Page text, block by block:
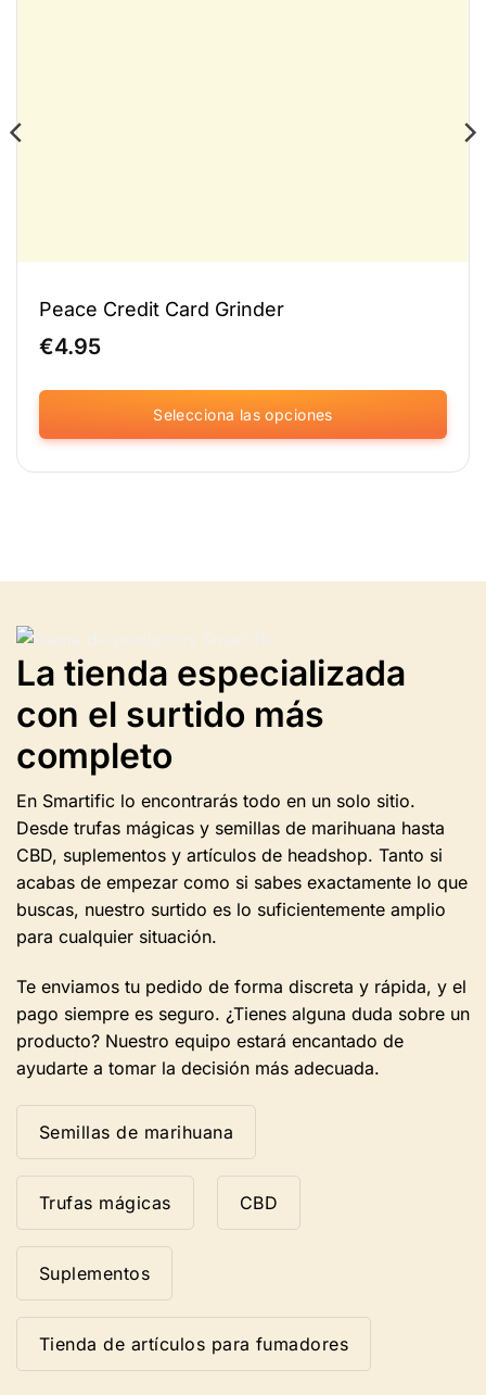
Peace Credit Card Grinder
€4.95
Selecciona las opciones
Este
producto
opciones
en
página
del
producto.
La tienda especializada
con el surtido más
completo
En Smartific lo encontrarás todo en un solo sitio.
Desde trufas mágicas y semillas de marihuana hasta
CBD, suplementos y artículos de headshop. Tanto si
acabas de empezar como si sabes exactamente lo que
buscas, nuestro surtido es lo suficientemente amplio
para cualquier situación.
Te enviamos tu pedido de forma discreta y rápida, y el
pago siempre es seguro. ¿Tienes alguna duda sobre un
producto? Nuestro equipo estará encantado de
ayudarte a tomar la decisión más adecuada.
Semillas de marihuana
Trufas mágicas CBD
Suplementos
Tienda de artículos para fumadores